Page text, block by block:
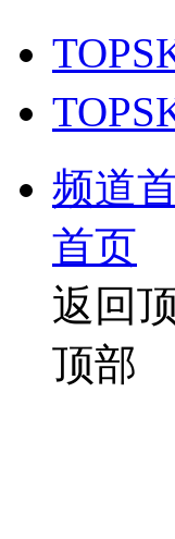
频道
首页
返回
顶部